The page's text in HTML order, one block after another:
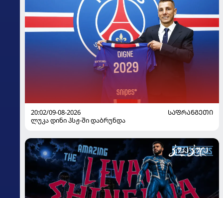
20:02/09-08-2026
ᲡᲐᲤᲠᲐᲜᲒᲔᲗᲘ
ლუკა დინი პსჟ-ში დაბრუნდა